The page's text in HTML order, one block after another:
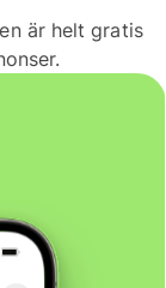
är helt gratis